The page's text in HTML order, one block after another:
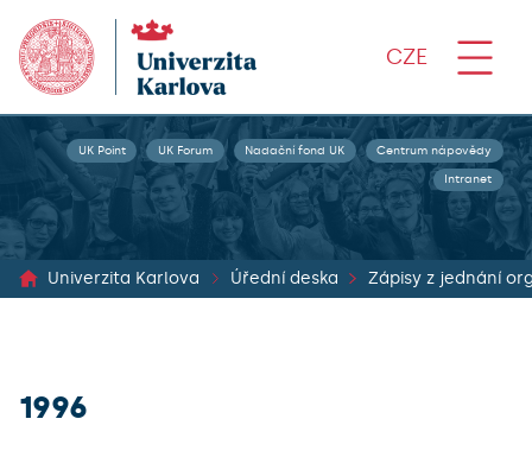
CZE
UK Point UK Forum Nadační fond UK Centrum nápovědy
Intranet
Univerzita Karlova Úřední deska
1996